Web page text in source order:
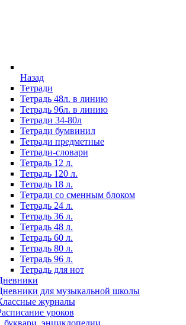
Назад
Тетради
Тетрадь 48л. в линию
Тетрадь 96л. в линию
Тетради 34-80л
Тетради бумвинил
Тетради предметные
Тетради-словари
Тетрадь 12 л.
Тетрадь 120 л.
Тетрадь 18 л.
Тетради со сменным блоком
Тетрадь 24 л.
Тетрадь 36 л.
Тетрадь 48 л.
Тетрадь 60 л.
Тетрадь 80 л.
Тетрадь 96 л.
Тетрадь для нот
для музыкальной школы
журналы
уроков
энциклопедии